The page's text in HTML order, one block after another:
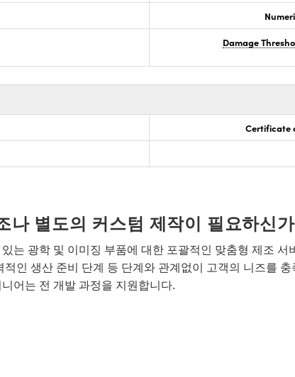
Damage
Certificate
나 별도의 커스텀 제작이 필요하신
는 광학 및 이미징 부품에 대한 포괄적인 맞춤형 제조 서
인 생산 준비 단계 등 단계와 관계없이 고객의 니즈를 충
어는 전 개발 과정을 지원합니다.